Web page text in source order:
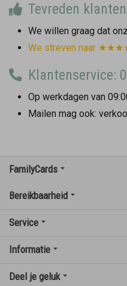
Tevreden klanten
We willen graag dat
We streven naar
Klantenservice:
Op werkdagen van
Mailen mag ook:
FamilyCards
Bereikbaarheid
Service
Informatie
Deel je geluk